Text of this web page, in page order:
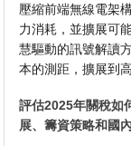
壓縮前端無線電架
力消耗，並擴展可
慧驅動的訊號解讀
本的測距，擴展到
評估2025年關稅如
展、籌資策略和國